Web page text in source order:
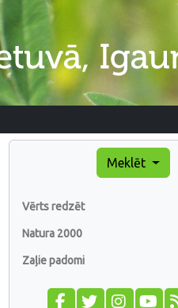
Meklēt
Vērts redzēt
Natura 2000
Zaļie padomi